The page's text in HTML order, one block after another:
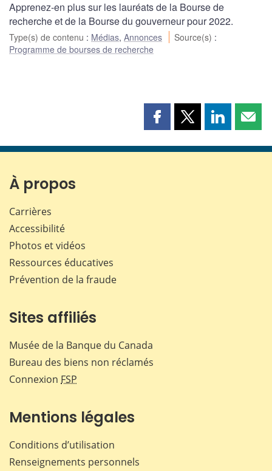
Apprenez-en plus sur les lauréats de la Bourse de
recherche et de la Bourse du gouverneur pour 2022.
Type(s) de contenu : Médias, Annonces Source(s) :
Programme de bourses de recherche
Partager
page
Partager
page
Partager
page page
À propos
Carrières
Accessibilité
Photos et vidéos
Ressources éducatives
Prévention de la fraude
Sites affiliés
Musée de la Banque du Canada
Bureau des biens non réclamés
Connexion FSP
Mentions légales
Conditions d’utilisation
Renseignements personnels